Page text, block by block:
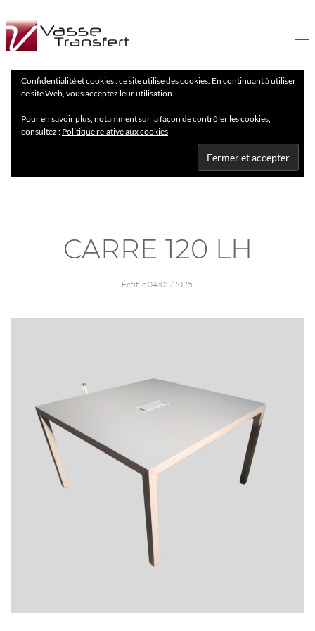
Confidentialité et cookies : ce site utilise des cookies. En continuant à utiliser
ce site Web, vous acceptez leur utilisation.
Pour en savoir plus, notamment sur la façon de contrôler les cookies,
consultez : Politique relative aux cookies
CARRE 120 LH
Écrit le04/02/2025.